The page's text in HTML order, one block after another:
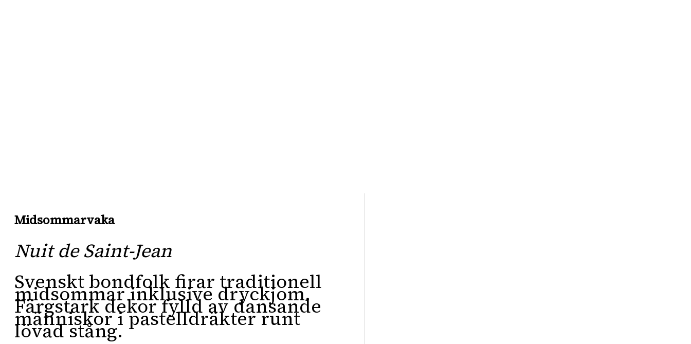
Midsommarvaka
Nuit de Saint-Jean
Svenskt bondfolk firar traditionell
midsommar inklusive dryckjom.
Färgstark dekor fylld av dansande
människor i pastelldräkter runt
lövad stång.